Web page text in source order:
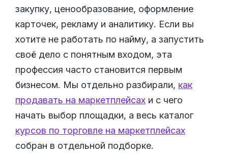
закупку, ценообразование, оформление
карточек, рекламу и аналитику. Если вы
хотите не работать по найму, а запустить
своё дело с понятным входом, эта
профессия часто становится первым
бизнесом. Мы отдельно разбирали, как
продавать на маркетплейсах и с чего
начать выбор площадки, а весь каталог
курсов по торговле на маркетплейсах
собран в отдельной подборке.